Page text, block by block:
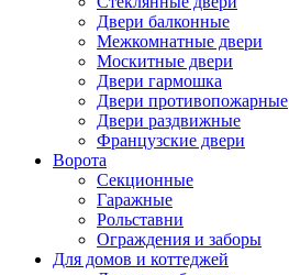
Двери балконные
Межкомнатные двери
Москитные двери
Двери гармошка
Двери противопожарные
Двери раздвижные
Французские двери
Ворота
Секционные
Гаражные
Рольставни
Ограждения и заборы
Для домов и коттеджей